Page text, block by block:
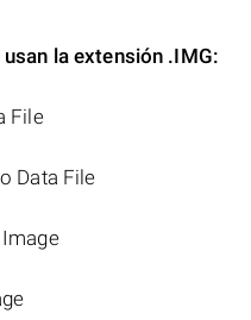
la extensión .IMG:
File
Data File